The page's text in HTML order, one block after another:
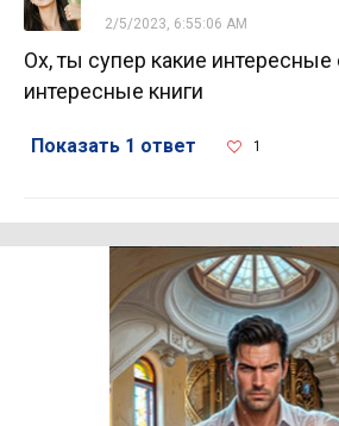
2/5/2023, 6:55:06 AM
Ох, ты супер какие интересные
интересные книги
Показать 1 ответ 1